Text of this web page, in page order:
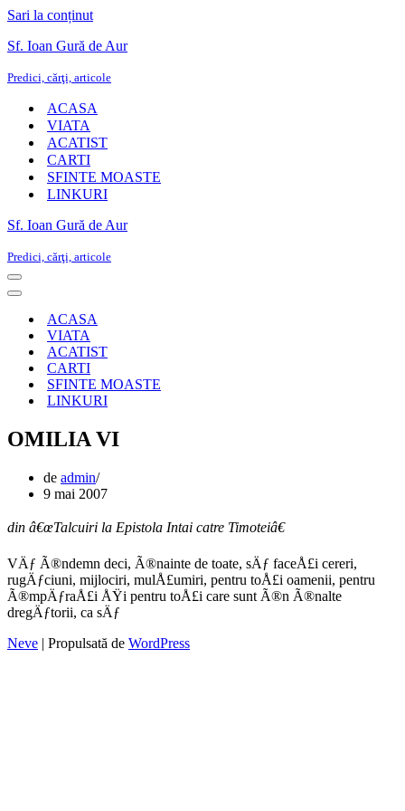
Sari la conținut
Sf. Ioan Gură de Aur
Predici, cărţi, articole
ACASA
VIATA
ACATIST
CARTI
SFINTE MOASTE
LINKURI
Sf. Ioan Gură de Aur
Predici, cărţi, articole
Meniu
de
Meniu
navigareACASA
VIATA
ACATIST
CARTI
SFINTE MOASTE
LINKURI
OMILIA VI
de admin
9 mai 2007
din â€œTalcuiri la Epistola Intai catre Timoteiâ€
VÄƒ Ã®ndemn deci, Ã®nainte de toate, sÄƒ faceÅ£i cereri,
rugÄƒciuni, mijlociri, mulÅ£umiri, pentru toÅ£i oamenii, pentru
Ã®mpÄƒraÅ£i ÅŸi pentru toÅ£i care sunt Ã®n Ã®nalte
dregÄƒtorii, ca sÄƒ
Neve | Propulsată de WordPress